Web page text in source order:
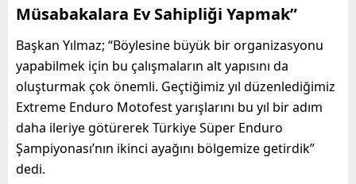
Müsabakalara Ev Sahipliği Yapmak”
Başkan Yılmaz; “Böylesine büyük bir organizasyonu
yapabilmek için bu çalışmaların alt yapısını da
oluşturmak çok önemli. Geçtiğimiz yıl düzenlediğimiz
Extreme Enduro Motofest yarışlarını bu yıl bir adım
daha ileriye götürerek Türkiye Süper Enduro
Şampiyonası’nın ikinci ayağını bölgemize getirdik”
dedi.